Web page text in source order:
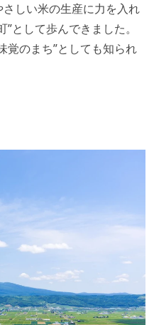
しい米の生産に力を入れ
として歩んできました。
覚のまち”としても知られ